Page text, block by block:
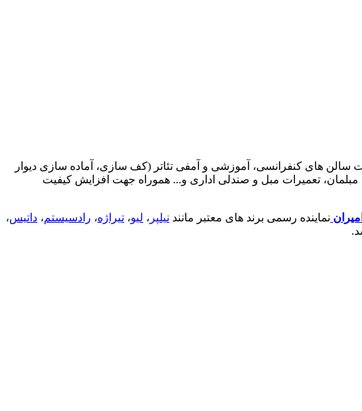
سالن های کنفرانسی، آموزشی و آمفی تئاتر (کف سازی، آماده سازی دیوار
تعمیرات مبل و صندلی اداری و... هموراه جهت افزایش کیفیت
امیران نماینده رسمی برند های معتبر مانند نیلپر ، لیو، تیراژه، رادسیستم، داتیس،